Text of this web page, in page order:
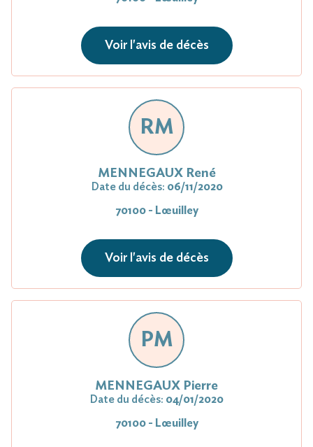
Voir l'avis de décès
RM
MENNEGAUX René
Date du décès: 06/11/2020
70100 - Lœuilley
Voir l'avis de décès
PM
MENNEGAUX Pierre
Date du décès: 04/01/2020
70100 - Lœuilley